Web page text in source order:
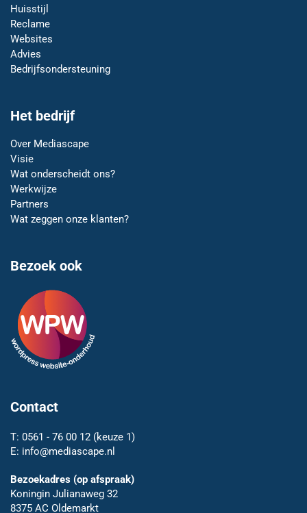
Huisstijl
Reclame
Websites
Advies
Bedrijfsondersteuning
Het bedrijf
Over Mediascape
Visie
Wat onderscheidt ons?
Werkwijze
Partners
Wat zeggen onze klanten?
Bezoek ook
Contact
T: 0561 - 76 00 12 (keuze 1)
E: info@mediascape.nl
Bezoekadres (op afspraak)
Koningin Julianaweg 32
8375 AC Oldemarkt